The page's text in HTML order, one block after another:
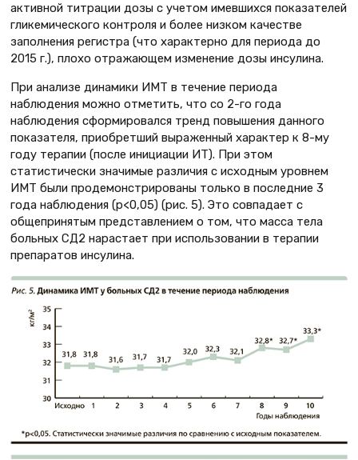
активной титрации дозы с учетом имевшихся показателей
гликемического контроля и более низком качестве
заполнения регистра (что характерно для периода до
2015 г.), плохо отражающем изменение дозы инсулина.
При анализе динамики ИМТ в течение периода
наблюдения можно отметить, что со 2-го года
наблюдения сформировался тренд повышения данного
показателя, приобретший выраженный характер к 8-му
году терапии (после инициации ИТ). При этом
статистически значимые различия с исходным уровнем
ИМТ были продемонстрированы только в последние 3
года наблюдения (p<0,05) (рис. 5). Это совпадает с
общепринятым представлением о том, что масса тела
больных СД2 нарастает при использовании в терапии
препаратов инсулина.